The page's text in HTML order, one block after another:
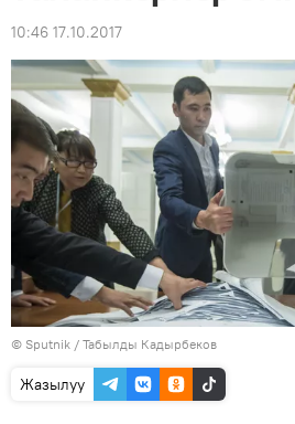
10:46 17.10.2017
© Sputnik / Табылды Кадырбеков
Жазылуу